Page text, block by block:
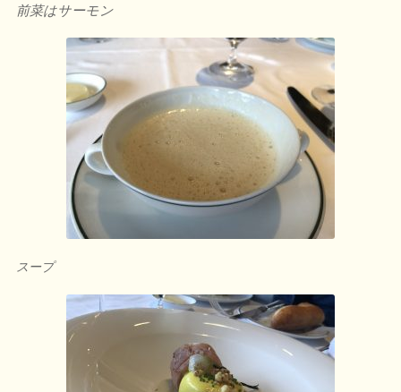
前菜はサーモン
スープ